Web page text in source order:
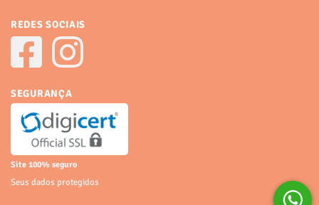
REDES SOCIAIS
SEGURANÇA
Site 100% seguro
Seus dados protegidos